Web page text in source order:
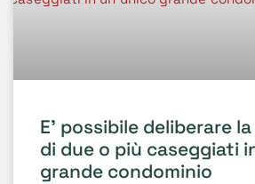
E’ possibile deliberare
di due o più caseggiati
grande condominio